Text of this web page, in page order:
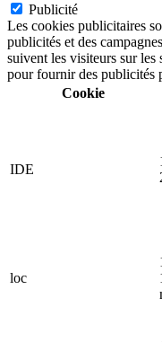
Publicité
Les cookies publicitaires
publicités et des
suivent les visiteurs sur
pour fournir des publicités
Cookie
IDE
loc